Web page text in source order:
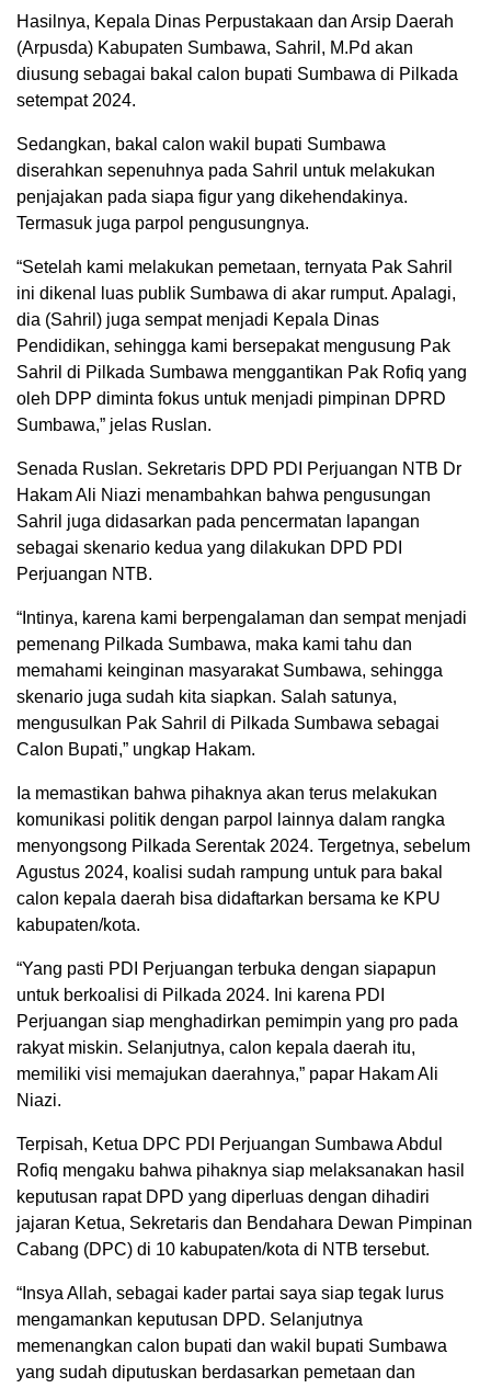
Hasilnya, Kepala Dinas Perpustakaan dan Arsip Daerah
(Arpusda) Kabupaten Sumbawa, Sahril, M.Pd akan
diusung sebagai bakal calon bupati Sumbawa di Pilkada
setempat 2024.
Sedangkan, bakal calon wakil bupati Sumbawa
diserahkan sepenuhnya pada Sahril untuk melakukan
penjajakan pada siapa figur yang dikehendakinya.
Termasuk juga parpol pengusungnya.
“Setelah kami melakukan pemetaan, ternyata Pak Sahril
ini dikenal luas publik Sumbawa di akar rumput. Apalagi,
dia (Sahril) juga sempat menjadi Kepala Dinas
Pendidikan, sehingga kami bersepakat mengusung Pak
Sahril di Pilkada Sumbawa menggantikan Pak Rofiq yang
oleh DPP diminta fokus untuk menjadi pimpinan DPRD
Sumbawa,” jelas Ruslan.
Senada Ruslan. Sekretaris DPD PDI Perjuangan NTB Dr
Hakam Ali Niazi menambahkan bahwa pengusungan
Sahril juga didasarkan pada pencermatan lapangan
sebagai skenario kedua yang dilakukan DPD PDI
Perjuangan NTB.
“Intinya, karena kami berpengalaman dan sempat menjadi
pemenang Pilkada Sumbawa, maka kami tahu dan
memahami keinginan masyarakat Sumbawa, sehingga
skenario juga sudah kita siapkan. Salah satunya,
mengusulkan Pak Sahril di Pilkada Sumbawa sebagai
Calon Bupati,” ungkap Hakam.
Ia memastikan bahwa pihaknya akan terus melakukan
komunikasi politik dengan parpol lainnya dalam rangka
menyongsong Pilkada Serentak 2024. Tergetnya, sebelum
Agustus 2024, koalisi sudah rampung untuk para bakal
calon kepala daerah bisa didaftarkan bersama ke KPU
kabupaten/kota.
“Yang pasti PDI Perjuangan terbuka dengan siapapun
untuk berkoalisi di Pilkada 2024. Ini karena PDI
Perjuangan siap menghadirkan pemimpin yang pro pada
rakyat miskin. Selanjutnya, calon kepala daerah itu,
memiliki visi memajukan daerahnya,” papar Hakam Ali
Niazi.
Terpisah, Ketua DPC PDI Perjuangan Sumbawa Abdul
Rofiq mengaku bahwa pihaknya siap melaksanakan hasil
keputusan rapat DPD yang diperluas dengan dihadiri
jajaran Ketua, Sekretaris dan Bendahara Dewan Pimpinan
Cabang (DPC) di 10 kabupaten/kota di NTB tersebut.
“Insya Allah, sebagai kader partai saya siap tegak lurus
mengamankan keputusan DPD. Selanjutnya
memenangkan calon bupati dan wakil bupati Sumbawa
yang sudah diputuskan berdasarkan pemetaan dan